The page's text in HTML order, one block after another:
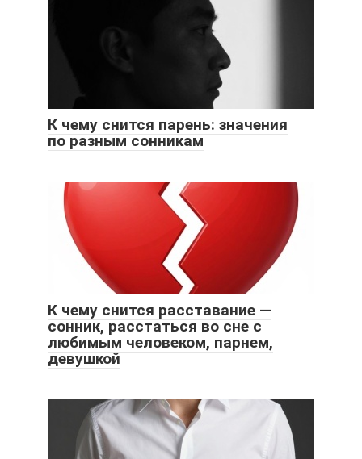
К чему снится парень: значения
по разным сонникам
К чему снится расставание —
сонник, расстаться во сне с
любимым человеком, парнем,
девушкой